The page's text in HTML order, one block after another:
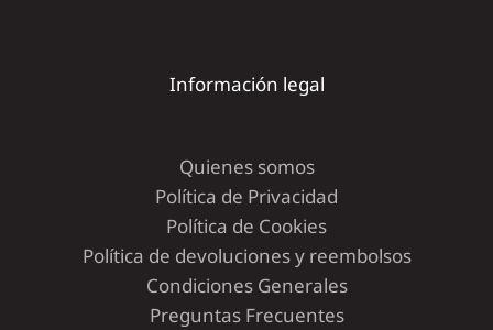
Información legal
Quienes somos
Política de Privacidad
Política de Cookies
Política de devoluciones y reembolsos
Condiciones Generales
Preguntas Frecuentes